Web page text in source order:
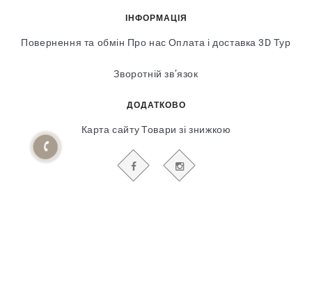
ІНФОРМАЦІЯ
Повернення та обмін Про нас Оплата і доставка 3D Тур
Зворотній зв’язок
ДОДАТКОВО
Карта сайту Товари зі знижкою